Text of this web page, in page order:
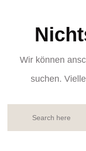
Wir können
suchen.